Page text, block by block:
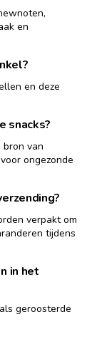
en
en deze
snacks?
bron van
ongezonde
verpakt om
tijdens
in het
geroosterde